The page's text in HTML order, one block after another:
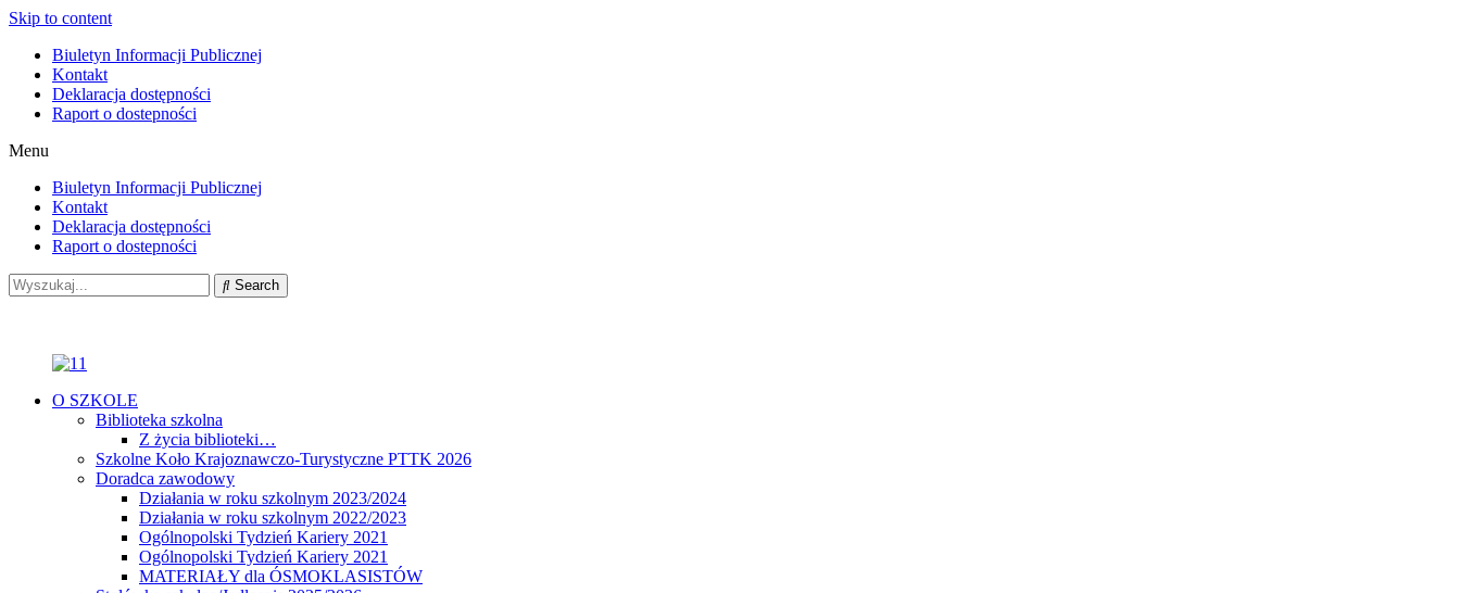
Skip to content
Biuletyn Informacji Publicznej
Kontakt
Deklaracja dostępności
Raport o dostepności
Menu
Biuletyn Informacji Publicznej
Kontakt
Deklaracja dostępności
Raport o dostepności
Search
O SZKOLE
Biblioteka szkolna
Z życia biblioteki…
Szkolne Koło Krajoznawczo-Turystyczne PTTK 2026
Doradca zawodowy
Działania w roku szkolnym 2023/2024
Działania w roku szkolnym 2022/2023
Ogólnopolski Tydzień Kariery 2021
Ogólnopolski Tydzień Kariery 2021
MATERIAŁY dla ÓSMOKLASISTÓW